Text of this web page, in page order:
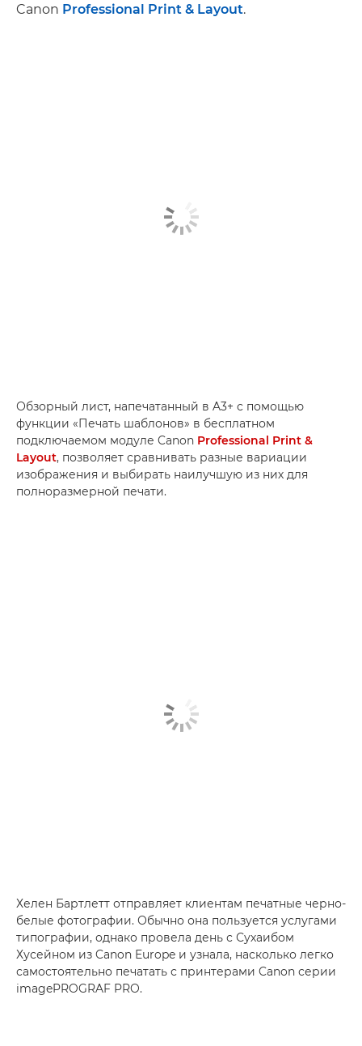
Canon Professional Print & Layout.
Обзорный лист, напечатанный в A3+ с помощью
функции «Печать шаблонов» в бесплатном
подключаемом модуле Canon Professional Print &
Layout, позволяет сравнивать разные вариации
изображения и выбирать наилучшую из них для
полноразмерной печати.
Хелен Бартлетт отправляет клиентам печатные черно-
белые фотографии. Обычно она пользуется услугами
типографии, однако провела день с Сухаибом
Хусейном из Canon Europe и узнала, насколько легко
самостоятельно печатать с принтерами Canon серии
imagePROGRAF PRO.